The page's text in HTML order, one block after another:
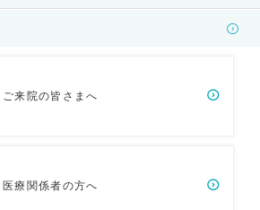
ご来院の皆さまへ
医療関係者の方へ